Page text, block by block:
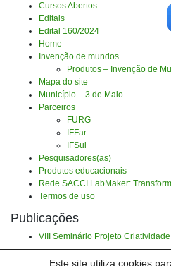
Este site utiliza cookies
Cursos Abertos
Editais
Edital 160/2024
Home
Invenção de mundos
Produtos – Invenção de
Mapa do site
Município – 3 de Maio
Parceiros
FURG
IFFar
IFSul
Pesquisadores(as)
Produtos educacionais
Rede SACCI LabMaker:
Termos de uso
Publicações
VIII Seminário Projeto
Categorias